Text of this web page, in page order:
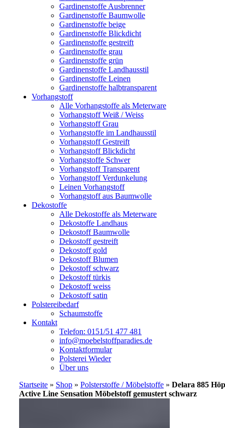
Gardinenstoffe Ausbrenner
Gardinenstoffe Baumwolle
Gardinenstoffe beige
Gardinenstoffe Blickdicht
Gardinenstoffe gestreift
Gardinenstoffe grau
Gardinenstoffe grün
Gardinenstoffe Landhausstil
Gardinenstoffe Leinen
Gardinenstoffe halbtransparent
Vorhangstoff
Alle Vorhangstoffe als Meterware
Vorhangstoff Weiß / Weiss
Vorhangstoff Grau
Vorhangstoffe im Landhausstil
Vorhangstoff Gestreift
Vorhangstoff Blickdicht
Vorhangstoffe Schwer
Vorhangstoff Transparent
Vorhangstoff Verdunkelung
Leinen Vorhangstoff
Vorhangstoff aus Baumwolle
Dekostoffe
Alle Dekostoffe als Meterware
Dekostoffe Landhaus
Dekostoff Baumwolle
Dekostoff gestreift
Dekostoff gold
Dekostoff Blumen
Dekostoff schwarz
Dekostoff türkis
Dekostoff weiss
Dekostoff satin
Polstereibedarf
Schaumstoffe
Kontakt
Telefon: 0151/51 477 481
info@moebelstoffparadies.de
Kontaktformular
Polsterei Wieder
Über uns
Startseite » Shop » Polsterstoffe / Möbelstoffe » Delara 885
Active Line Sensation Möbelstoff gemustert schwarz